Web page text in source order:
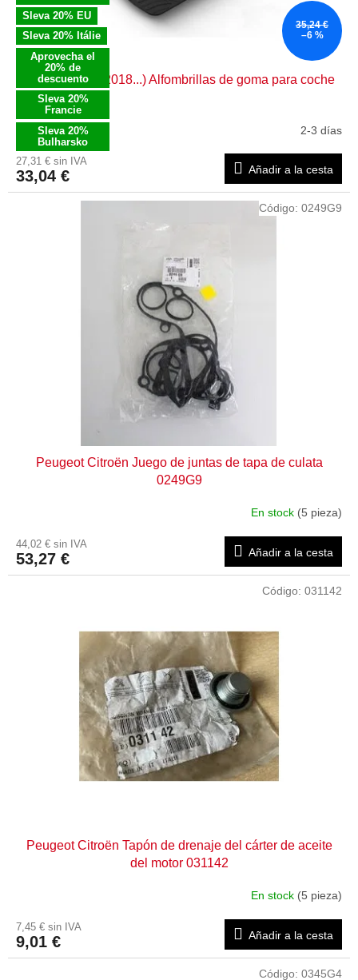
Sleva 20% EU
Sleva 20% Itálie
Aprovecha el
20% de
descuento
Sleva 20%
Francie
Sleva 20%
Bulharsko
35,24 €
–6 %
Peugeot 508 (2018...) Alfombrillas de goma para coche
2-3 días
27,31 € sin IVA
33,04 € Añadir a la cesta
Peugeot Citroën Juego de juntas de tapa de culata
0249G9
En stock (5 pieza)
44,02 € sin IVA
53,27 € Añadir a la cesta
Código: 0249G9
Peugeot Citroën Tapón de drenaje del cárter de aceite
del motor 031142
En stock (5 pieza)
7,45 € sin IVA
9,01 € Añadir a la cesta
Código: 031142
Código: 0345G4